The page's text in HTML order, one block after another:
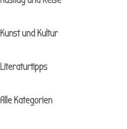
Kunst und Kultur
Literaturtipps
Alle Kategorien